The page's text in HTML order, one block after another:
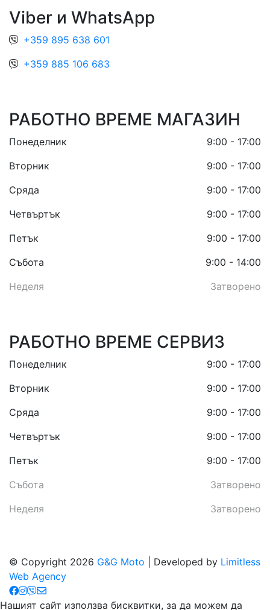
Viber и WhatsApp
+359 895 638 601
+359 885 106 683
РАБОТНО ВРЕМЕ МАГАЗИН
Понеделник
9:00 - 17:00
Вторник
9:00 - 17:00
Сряда
9:00 - 17:00
Четвъртък
9:00 - 17:00
Петък
9:00 - 17:00
Събота
9:00 - 14:00
Неделя
Затворено
РАБОТНО ВРЕМЕ СЕРВИЗ
Понеделник
9:00 - 17:00
Вторник
9:00 - 17:00
Сряда
9:00 - 17:00
Четвъртък
9:00 - 17:00
Петък
9:00 - 17:00
Събота
Затворено
Неделя
Затворено
© Copyright 2026 G&G Moto | Developed by Limitless
Web Agency
Нашият сайт използва бисквитки, за да можем да